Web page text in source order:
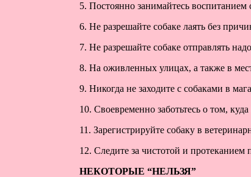
5. Постоянно занимайтесь
6. Не разрешайте собаке лаять без
7. Не разрешайте собаке отправлять
8. На оживленных улицах, а также в
9. Никогда не заходите с собаками в
10. Своевременно заботьтесь о том,
11. Зарегистрируйте собаку в
12. Следите за чистотой и
НЕКОТОРЫЕ “НЕЛЬЗЯ”